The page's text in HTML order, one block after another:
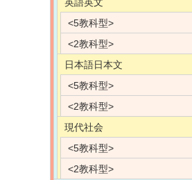
英語英文
<5教科型>
<2教科型>
日本語日本文
<5教科型>
<2教科型>
現代社会
<5教科型>
<2教科型>